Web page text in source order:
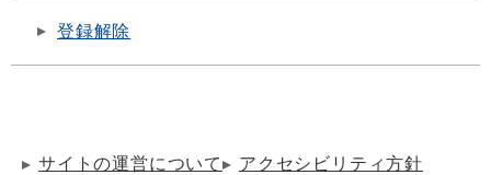
登録解除
サイトの運営について
アクセシビリティ方針